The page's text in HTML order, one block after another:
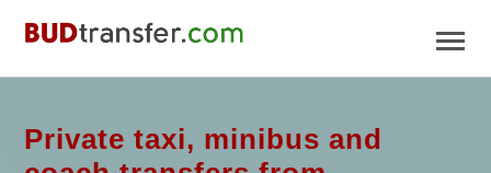
Private taxi, minibus and